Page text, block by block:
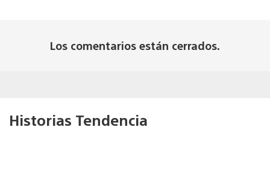
Los comentarios están cerrados.
Historias Tendencia